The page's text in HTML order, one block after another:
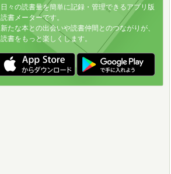
日々の読書量を簡単に記録・管理できるアプリ版
読書メーターです。
新たな本との出会いや読書仲間とのつながりが、
読書をもっと楽しくします。